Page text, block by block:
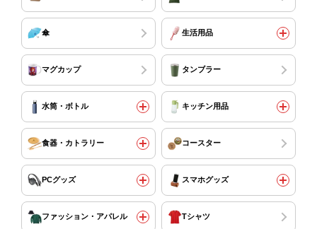
傘 生活用品
マグカップ タンブラー
水筒・ボトル キッチン用品
食器・カトラリー コースター
PCグッズ スマホグッズ
ファッション・アパレル Tシャツ